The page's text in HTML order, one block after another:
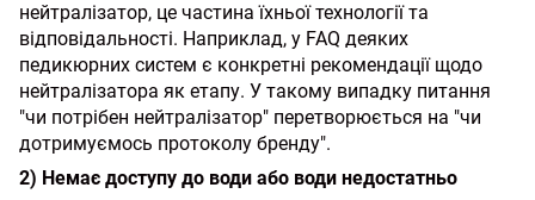
нейтралізатор, це частина їхньої технології та
відповідальності. Наприклад, у FAQ деяких
педикюрних систем є конкретні рекомендації щодо
нейтралізатора як етапу. У такому випадку питання
"чи потрібен нейтралізатор" перетворюється на "чи
дотримуємось протоколу бренду".
2) Немає доступу до води або води недостатньо